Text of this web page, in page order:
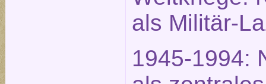
als Militär-
1945-1994: